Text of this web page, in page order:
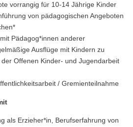
vorrangig für 10-14 Jährige Kinder
von pädagogischen Angeboten
Pädagog*innen anderer
Ausflüge mit Kindern zu
Offenen Kinder- und Jugendarbeit
/ Gremienteilnahme
als Erzieher*in, Berufserfahrung von